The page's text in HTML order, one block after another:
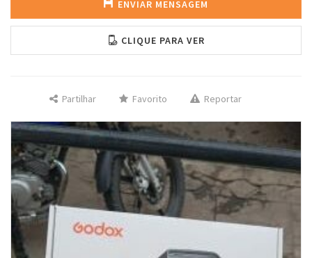
ENVIAR MENSAGEM
CLIQUE PARA VER
Partilhar Favorito Reportar